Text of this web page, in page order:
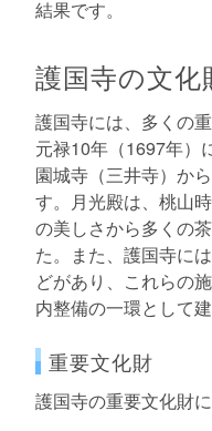
結果です。
護国寺の文化
護国寺には、多くの
元禄10年（1697年）
園城寺（三井寺）か
す。月光殿は、桃山
の美しさから多くの
た。また、護国寺に
どがあり、これらの
内整備の一環として
重要文化財
護国寺の重要文化財